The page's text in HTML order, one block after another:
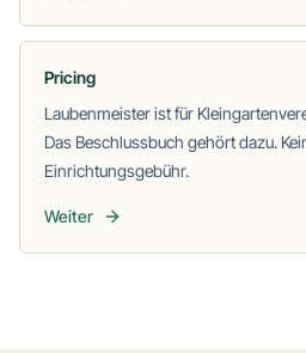
Pricing
Laubenmeister ist für
Das Beschlussbuch gehört dazu.
Einrichtungsgebühr.
Weiter